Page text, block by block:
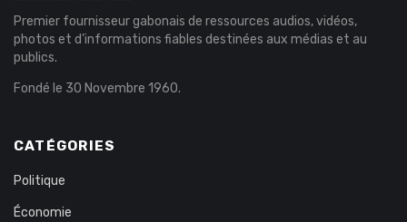
Premier fournisseur gabonais de ressources audios, vidéos,
photos et d’informations fiables destinées aux médias et au
publics.
Fondé le 30 Novembre 1960.
CATÉGORIES
Politique
Économie